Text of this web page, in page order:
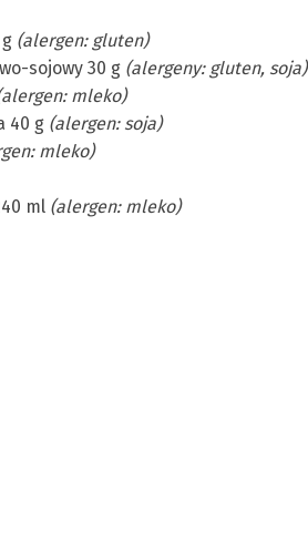
(alergen: gluten)
sojowy 30 g (alergeny: gluten, soja)
mleko)
40 g (alergen: soja)
mleko)
ml (alergen: mleko)